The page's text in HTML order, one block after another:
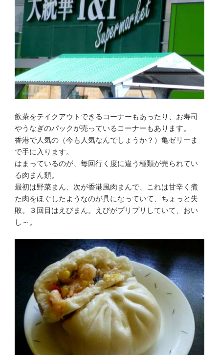
飲茶をテイクアウトできるコーナーもあったり、お寿司
やうなぎのパックが売っているコーナーもあります。
香港で人気の（今も人気なんでしょうか？）亀ゼリーま
で手に入ります。
はまっているのが、毎回行く度に違う種類が売られてい
る肉まん類。
最初は野菜まん、次が香港風肉まんで、これは甘辛く煮
た肉をほぐしたようなのが具になっていて、ちょっと失
敗。３回目はえびまん。えびがプリプリしていて、おい
し～。